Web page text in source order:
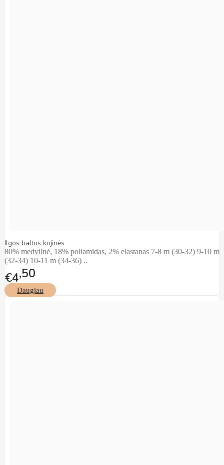
Ilgos baltos kojinės
80% medvilnė, 18% poliamidas, 2% elastanas 7-8 m (30-32) 9-10 m
(32-34) 10-11 m (34-36) ..
€4 50
Daugiau